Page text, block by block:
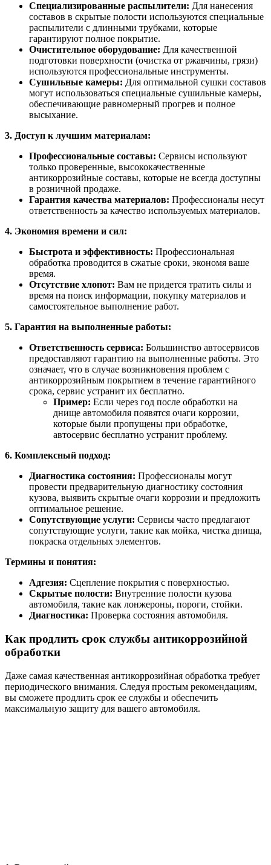
Специализированные распылители: Для нанесения
составов в скрытые полости используются специальные
распылители с длинными трубками, которые
гарантируют полное покрытие.
Очистительное оборудование: Для качественной
подготовки поверхности (очистка от ржавчины, грязи)
используются профессиональные инструменты.
Сушильные камеры: Для оптимальной сушки составов
могут использоваться специальные сушильные камеры,
обеспечивающие равномерный прогрев и полное
высыхание.
3. Доступ к лучшим материалам:
Профессиональные составы: Сервисы используют
только проверенные, высококачественные
антикоррозийные составы, которые не всегда доступны
в розничной продаже.
Гарантия качества материалов: Профессионалы несут
ответственность за качество используемых материалов.
4. Экономия времени и сил:
Быстрота и эффективность: Профессиональная
обработка проводится в сжатые сроки, экономя ваше
время.
Отсутствие хлопот: Вам не придется тратить силы и
время на поиск информации, покупку материалов и
самостоятельное выполнение работ.
5. Гарантия на выполненные работы:
Ответственность сервиса: Большинство автосервисов
предоставляют гарантию на выполненные работы. Это
означает, что в случае возникновения проблем с
антикоррозийным покрытием в течение гарантийного
срока, сервис устранит их бесплатно.
Пример: Если через год после обработки на
днище автомобиля появятся очаги коррозии,
которые были пропущены при обработке,
автосервис бесплатно устранит проблему.
6. Комплексный подход:
Диагностика состояния: Профессионалы могут
провести предварительную диагностику состояния
кузова, выявить скрытые очаги коррозии и предложить
оптимальное решение.
Сопутствующие услуги: Сервисы часто предлагают
сопутствующие услуги, такие как мойка, чистка днища,
покраска отдельных элементов.
Термины и понятия:
Адгезия: Сцепление покрытия с поверхностью.
Скрытые полости: Внутренние полости кузова
автомобиля, такие как лонжероны, пороги, стойки.
Диагностика: Проверка состояния автомобиля.
Как продлить срок службы антикоррозийной
обработки
Даже самая качественная антикоррозийная обработка требует
периодического внимания. Следуя простым рекомендациям,
вы сможете продлить срок ее службы и обеспечить
максимальную защиту для вашего автомобиля.